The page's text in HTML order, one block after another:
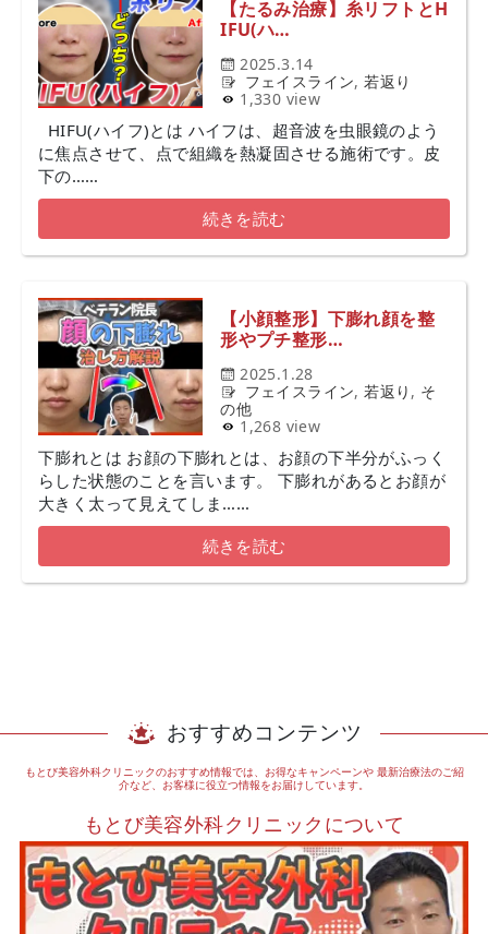
【たるみ治療】糸リフトとH
IFU(ハ…
2025.3.14
フェイスライン,若返り
1,330 view
HIFU(ハイフ)とは ハイフは、超音波を虫眼鏡のよう
に焦点させて、点で組織を熱凝固させる施術です。皮
下の……
続きを読む
【小顔整形】下膨れ顔を整
形やプチ整形…
2025.1.28
フェイスライン,若返り , そ
の他
1,268 view
下膨れとは お顔の下膨れとは、お顔の下半分がふっく
らした状態のことを言います。 下膨れがあるとお顔が
大きく太って見えてしま……
続きを読む
おすすめコンテンツ
もとび美容外科クリニックのおすすめ情報では、お得なキャンペーンや最新治療法のご紹
介など、お客様に役立つ情報をお届けしています。
もとび美容外科クリニックについて